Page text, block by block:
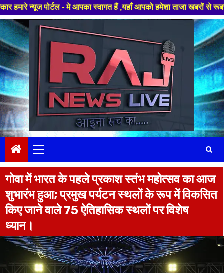
- मे आपका स्वागत हैं ,यहाँ आपको हमेशा ताजा खबरों से रूबरू कराया
Skip
to
content
Menu
गोवा में भारत के पहले प्रकाश स्तंभ महोत्सव का आज
शुभारंभ हुआ; प्रमुख पर्यटन स्थलों के रूप में विकसित
किए जाने वाले 75 ऐतिहासिक स्थलों पर विशेष
ध्यान।